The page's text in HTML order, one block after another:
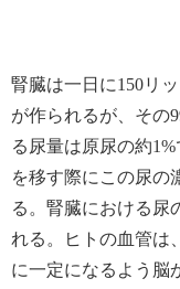
腎臓は一日に150リ
が作られるが、その
る尿量は原尿の約
を移す際にこの尿の
る。腎臓における尿
れる。ヒトの血管は
に一定になるよう脳